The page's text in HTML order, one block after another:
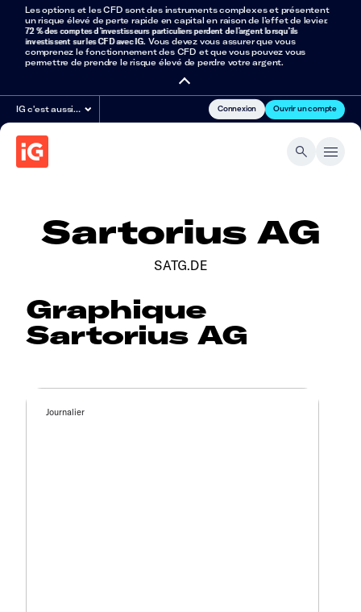
Les options et les CFD sont des instruments complexes et présentent
un risque élevé de perte rapide en capital en raison de l’effet de levier.
72 % des comptes d’investisseurs particuliers perdent de l’argent lorsqu’ils
investissent sur les CFD avec IG. Vous devez vous assurer que vous
comprenez le fonctionnement des CFD et que vous pouvez vous
permettre de prendre le risque élevé de perdre votre argent.
IG c'est aussi… Connexion Ouvrir un compte
Sartorius AG
SATG.DE
Graphique
Sartorius AG
Journalier